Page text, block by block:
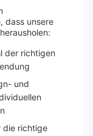
dass unsere
der richtigen
und
die richtige